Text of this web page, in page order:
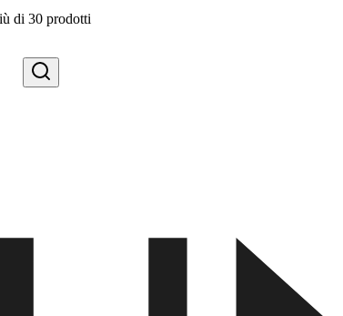
di 30 prodotti